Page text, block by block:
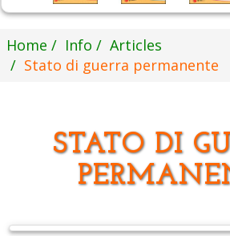
Home Info
Articles
Stato di guerra permanente
STATO DI